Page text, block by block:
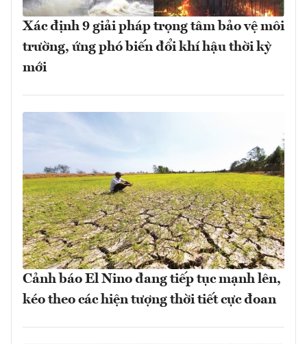
Xác định 9 giải pháp trọng tâm bảo vệ môi
trường, ứng phó biến đổi khí hậu thời kỳ
mới
Cảnh báo El Nino đang tiếp tục mạnh lên,
kéo theo các hiện tượng thời tiết cực đoan